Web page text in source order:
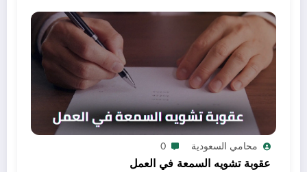
محامي السعودية 0
عقوبة تشويه السمعة في العمل